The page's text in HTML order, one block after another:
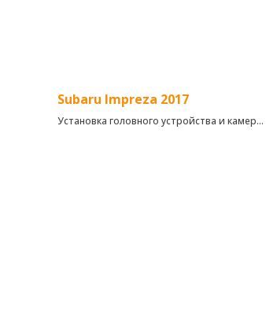
Subaru Impreza 2017
Установка головного устройства и камеры